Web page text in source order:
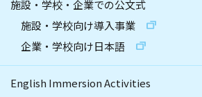
施設・学校・企業での公文式
施設・学校向け導入事業
企業・学校向け日本語
English Immersion Activities